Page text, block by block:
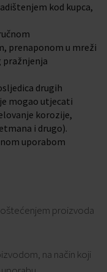
kod kupca,
prenaponom u mreži
drugih
mogao utjecati
korozije,
i drugo).
uporabom
proizvoda
na način koji